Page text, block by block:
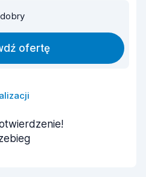
ofertę